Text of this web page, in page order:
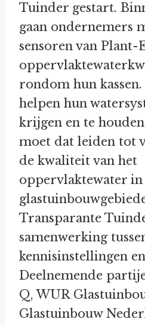
Tuinder gestart.
gaan ondernemers
sensoren van Plant-
rondom hun
helpen hun
krijgen en te
moet dat leiden tot
de kwaliteit van het
oppervlaktewater in
Transparante
samenwerking
kennisinstellingen
Deelnemende
Q, WUR
Glastuinbouw